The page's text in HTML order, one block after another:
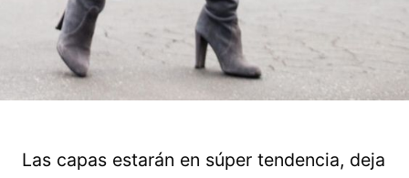
Las capas estarán en súper tendencia, deja